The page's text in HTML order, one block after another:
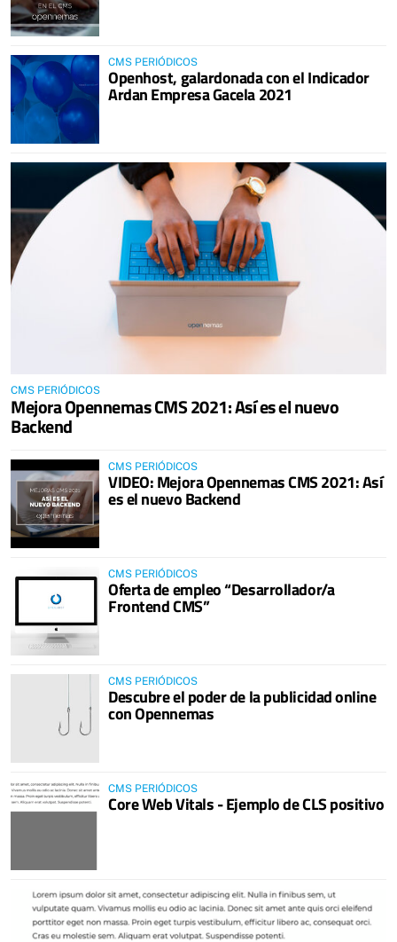
CMS PERIÓDICOS
Openhost, galardonada con el Indicador
Ardan Empresa Gacela 2021
CMS PERIÓDICOS
Mejora Opennemas CMS 2021: Así es el nuevo
Backend
CMS PERIÓDICOS
VIDEO: Mejora Opennemas CMS 2021: Así
es el nuevo Backend
CMS PERIÓDICOS
Oferta de empleo “Desarrollador/a
Frontend CMS”
CMS PERIÓDICOS
Descubre el poder de la publicidad online
con Opennemas
CMS PERIÓDICOS
Core Web Vitals - Ejemplo de CLS positivo